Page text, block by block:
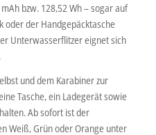
bzw. 128,52 Wh – sogar auf
oder der Handgepäcktasche
Unterwasserflitzer eignet sich
und dem Karabiner zur
Tasche, ein Ladegerät sowie
Ab sofort ist der
Weiß, Grün oder Orange unter